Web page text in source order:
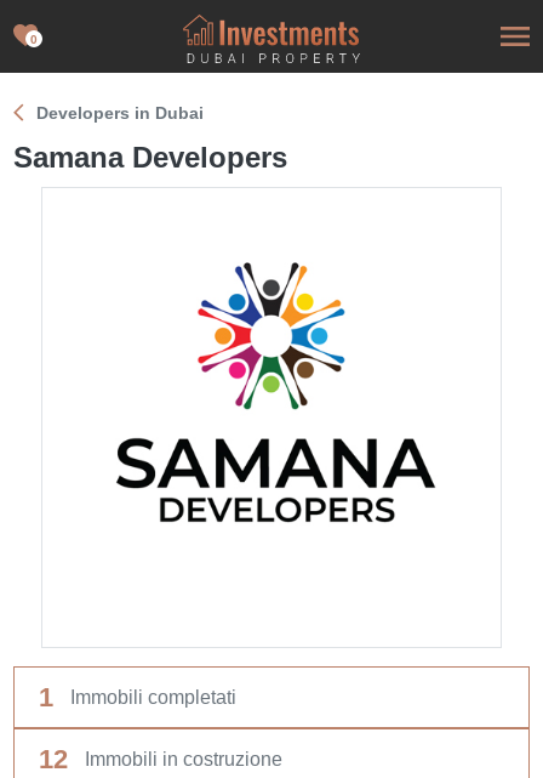
0
Developers in Dubai
Samana Developers
1 Immobili completati
12 Immobili in costruzione